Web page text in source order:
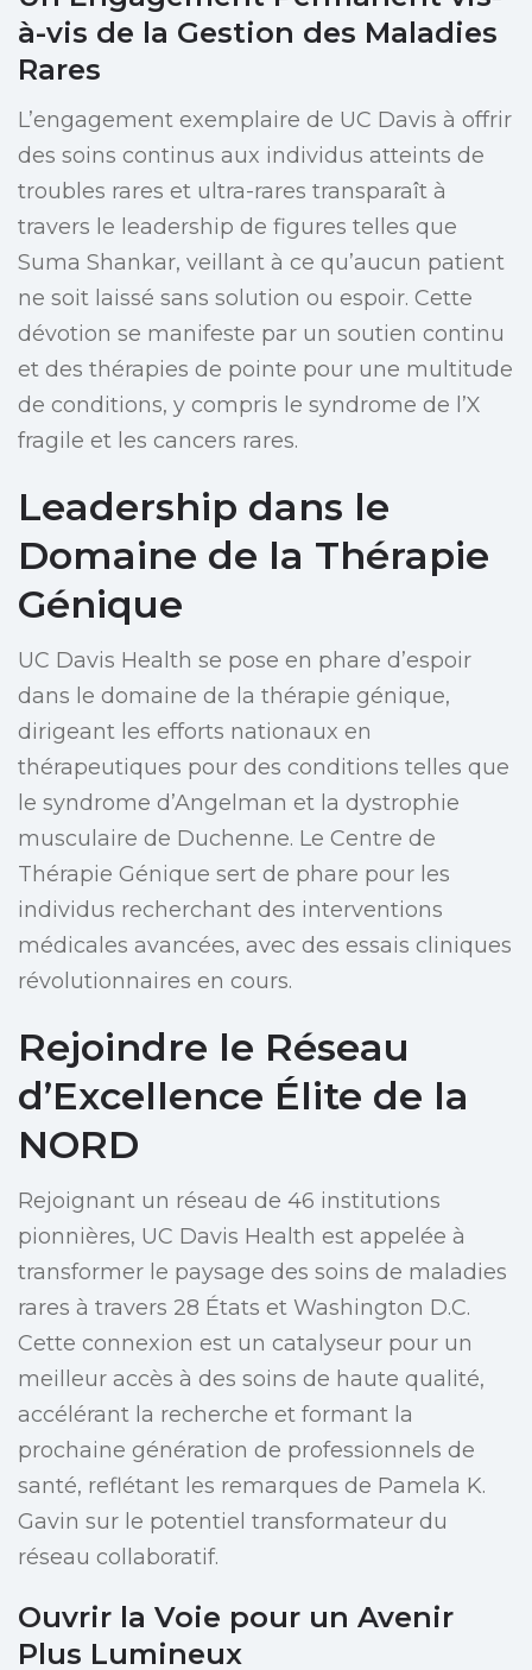
à-vis de la Gestion des Maladies
Rares
L’engagement exemplaire de UC Davis à offrir
des soins continus aux individus atteints de
troubles rares et ultra-rares transparaît à
travers le leadership de figures telles que
Suma Shankar, veillant à ce qu’aucun patient
ne soit laissé sans solution ou espoir. Cette
dévotion se manifeste par un soutien continu
et des thérapies de pointe pour une multitude
de conditions, y compris le syndrome de l’X
fragile et les cancers rares.
Leadership dans le
Domaine de la Thérapie
Génique
UC Davis Health se pose en phare d’espoir
dans le domaine de la thérapie génique,
dirigeant les efforts nationaux en
thérapeutiques pour des conditions telles que
le syndrome d’Angelman et la dystrophie
musculaire de Duchenne. Le Centre de
Thérapie Génique sert de phare pour les
individus recherchant des interventions
médicales avancées, avec des essais cliniques
révolutionnaires en cours.
Rejoindre le Réseau
d’Excellence Élite de la
NORD
Rejoignant un réseau de 46 institutions
pionnières, UC Davis Health est appelée à
transformer le paysage des soins de maladies
rares à travers 28 États et Washington D.C.
Cette connexion est un catalyseur pour un
meilleur accès à des soins de haute qualité,
accélérant la recherche et formant la
prochaine génération de professionnels de
santé, reflétant les remarques de Pamela K.
Gavin sur le potentiel transformateur du
réseau collaboratif.
Ouvrir la Voie pour un Avenir
Plus Lumineux